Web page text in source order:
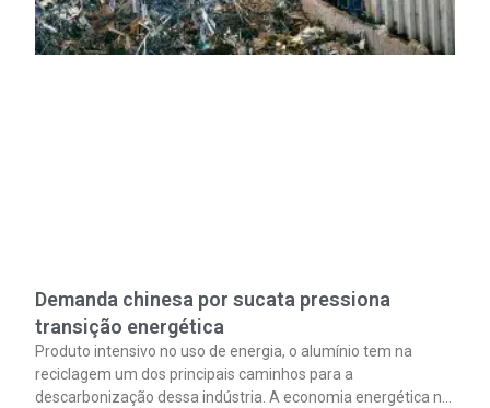
Demanda chinesa por sucata pressiona
transição energética
Produto intensivo no uso de energia, o alumínio tem na
reciclagem um dos principais caminhos para a
descarbonização dessa indústria. A economia energética na